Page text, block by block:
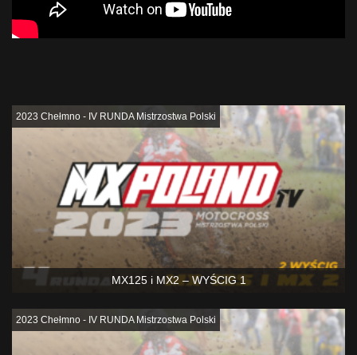
MX125 i MX2 – WYŚCIG 1
2023 Chełmno - IV RUNDA Mistrzostwa Polski
2023 Chełmno - IV RUNDA Mistrzostwa Polski